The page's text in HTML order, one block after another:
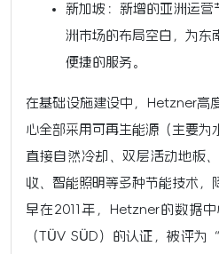
新加坡：新增的亚洲运
洲市场的布局空白，为东
便捷的服务。
在基础设施建设中，Hetzner高
心全部采用可再生能源（主要为
直接自然冷却、双层活动地板
收、智能照明等多种节能技术，
早在2011年，Hetzner的数据
（TÜV SÜD）的认证，被评